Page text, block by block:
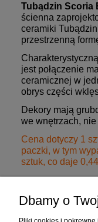
Tubądzin Scoria
ścienna
ceramiki
przestrzenną
jest połączenie
ceramicznej w
obrys części
Dekory mają
we wnętrzach,
Cena dotyczy 1
paczki, w tym
sztuk, co daje
Dbamy o